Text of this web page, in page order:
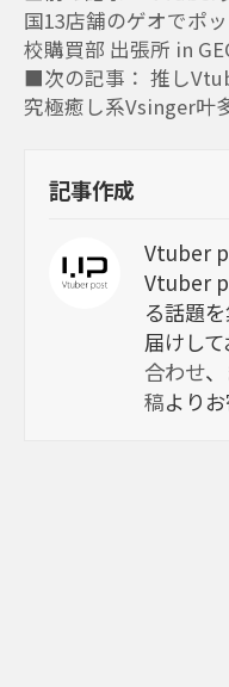
国13店舗のゲオでポ
校購買部 出張所 in
■次の記事： 推し
究極癒し系Vsinger叶
記事作成
Vtuber
Vtuber
る話題
届けし
合わせ
稿より